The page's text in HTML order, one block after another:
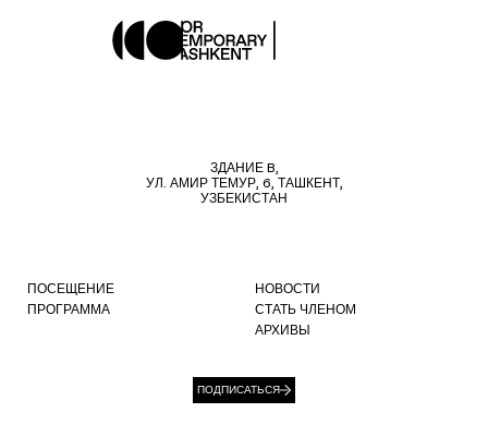
ЗДАНИЕ B,
УЛ. АМИР ТЕМУР, 6, ТАШКЕНТ,
УЗБЕКИСТАН
ПОСЕЩЕНИЕ
ПРОГРАММА
НОВОСТИ
СТАТЬ ЧЛЕНОМ
АРХИВЫ
ПОДПИСАТЬСЯ